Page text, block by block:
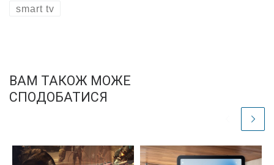
smart tv
ВАМ ТАКОЖ МОЖЕ
СПОДОБАТИСЯ